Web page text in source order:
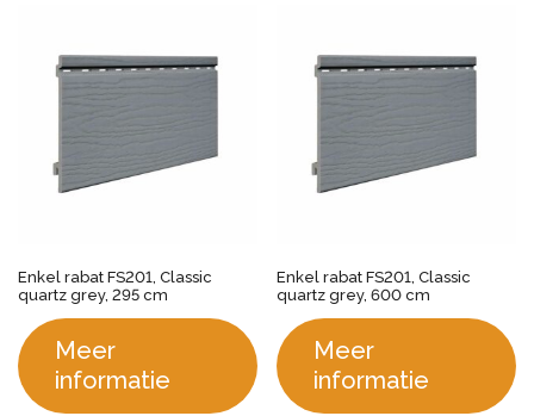
Enkel rabat FS201, Classic
quartz grey, 295 cm
Meer
informatie
Enkel rabat FS201, Classic
quartz grey, 600 cm
Meer
informatie